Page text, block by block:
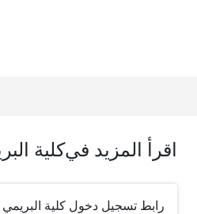
اقرأ المزيد فيكلية
رابط تسجيل دخول كلية البريمي